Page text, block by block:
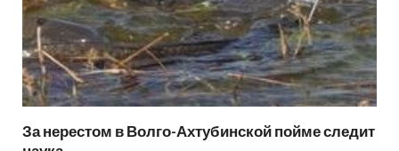
За нерестом в Волго-Ахтубинской пойме следит